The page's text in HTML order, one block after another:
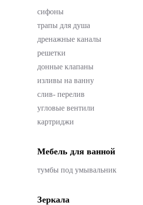
cифоны
трапы для душа
дренажные каналы
решетки
донные клапаны
изливы на ванну
слив- перелив
угловые вентили
картриджи
Мебель для ванной
тумбы под умывальник
Зеркала